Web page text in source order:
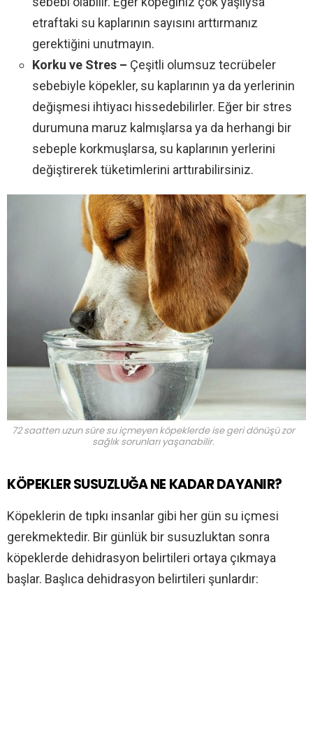
etraftaki su kaplarının sayısını arttırmanız
gerektiğini unutmayın.
Korku ve Stres – Çeşitli olumsuz tecrübeler
sebebiyle köpekler, su kaplarının ya da yerlerinin
değişmesi ihtiyacı hissedebilirler. Eğer bir stres
durumuna maruz kalmışlarsa ya da herhangi bir
sebeple korkmuşlarsa, su kaplarının yerlerini
değiştirerek tüketimlerini arttırabilirsiniz.
72 saatten uzun süre su içmeyen köpeklerde ise geri dönüşü zor
sağlık sorunları yaşanabilir.
KÖPEKLER SUSUZLUĞA NE KADAR DAYANIR?
Köpeklerin de tıpkı insanlar gibi her gün su içmesi
gerekmektedir. Bir günlük bir susuzluktan sonra
köpeklerde dehidrasyon belirtileri ortaya çıkmaya
başlar. Başlıca dehidrasyon belirtileri şunlardır: